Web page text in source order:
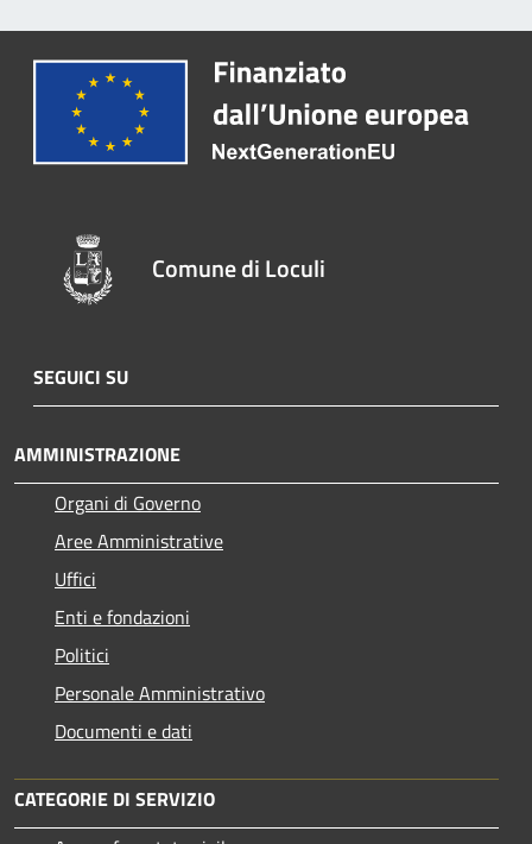
Comune di Loculi
SEGUICI SU
AMMINISTRAZIONE
Organi di Governo
Aree Amministrative
Uffici
Enti e fondazioni
Politici
Personale Amministrativo
Documenti e dati
CATEGORIE DI SERVIZIO